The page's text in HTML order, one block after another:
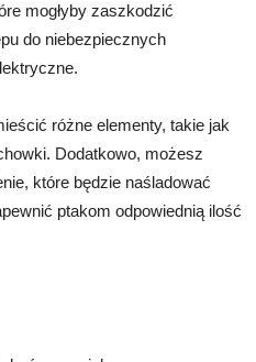
mogłyby zaszkodzić
do niebezpiecznych
różne elementy, takie jak
Dodatkowo, możesz
które będzie naśladować
ptakom odpowiednią ilość